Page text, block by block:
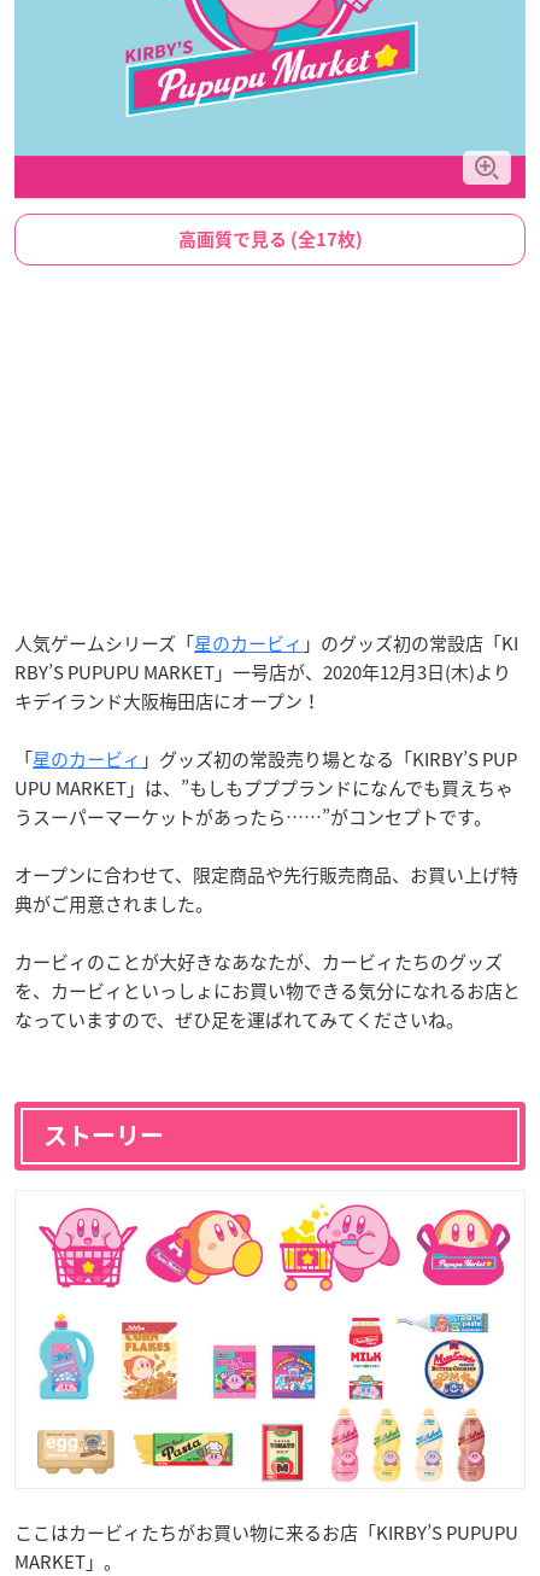
高画質で見る (全17枚)
人気ゲームシリーズ「星のカービィ 」のグッズ初の常設店「KI
RBY’S PUPUPU MARKET」一号店が、2020年12月3日(木)より
キデイランド大阪梅田店にオープン！
「星のカービィ 」グッズ初の常設売り場となる「KIRBY’S PUP
UPU MARKET」は、”もしもプププランドになんでも買えちゃ
うスーパーマーケットがあったら……”がコンセプトです。
オープンに合わせて、限定商品や先行販売商品、お買い上げ特
典がご用意されました。
カービィのことが大好きなあなたが、カービィたちのグッズ
を、カービィといっしょにお買い物できる気分になれるお店と
なっていますので、ぜひ足を運ばれてみてくださいね。
ストーリー
ここはカービィたちがお買い物に来るお店「KIRBY’S PUPUPU
MARKET」。